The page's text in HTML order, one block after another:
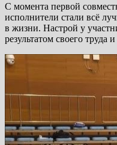
С момента первой
исполнители стали всё
в жизни. Настрой у
результатом своего труда